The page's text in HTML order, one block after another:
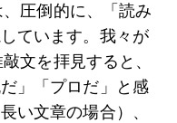
、圧倒的に、「読み
ています。我々が
文を拝見すると、
」「プロだ」と感
い文章の場合）、